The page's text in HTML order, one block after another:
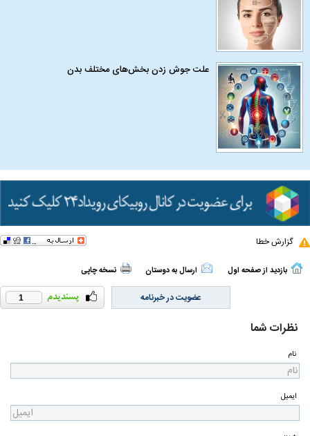
علت جوش زدن بخش‌های مختلف بدن
گزارش خطا
بازدید از صفحه اول ارسال به دوستان نسخه چاپی
1 عضویت در خبرنامه
نظرات شما
نام
ایمیل